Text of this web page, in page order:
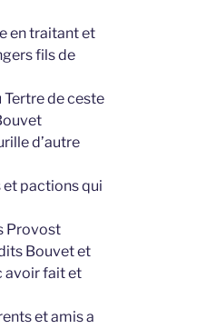
en traitant et
fils de
de ceste
d’autre
pactions qui
Provost
Bouvet et
avoir fait et
et amis a